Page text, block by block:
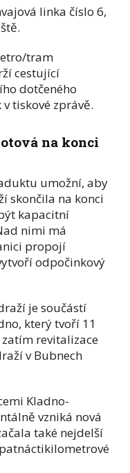
linka číslo 6,
tram
cestující
dotčeného
tiskové zprávě.
na konci
umožní, aby
skončila na konci
kapacitní
nimi má
propojí
odpočinkový
je součástí
který tvoří 11
revitalizace
v Bubnech
Kladno-
vzniká nová
také nejdelší